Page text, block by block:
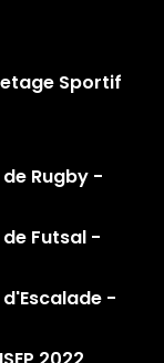
Sportif
Rugby -
Futsal -
-